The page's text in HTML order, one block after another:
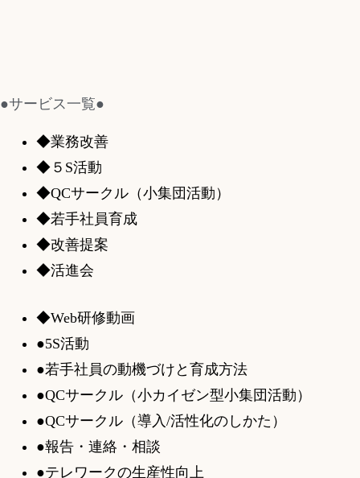
●サービス一覧●
◆業務改善
◆５S活動
◆QCサークル（小集団活動）
◆若手社員育成
◆改善提案
◆活進会
◆Web研修動画
●5S活動
●若手社員の動機づけと育成方法
●QCサークル（小カイゼン型小集団活動）
●QCサークル（導入/活性化のしかた）
●報告・連絡・相談
●テレワークの生産性向上